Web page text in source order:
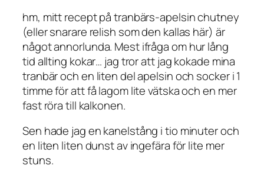
hm, mitt recept på tranbärs-apelsin chutney
(eller snarare relish som den kallas här) är
något annorlunda. Mest ifråga om hur lång
tid allting kokar… jag tror att jag kokade mina
tranbär och en liten del apelsin och socker i 1
timme för att få lagom lite vätska och en mer
fast röra till kalkonen.
Sen hade jag en kanelstång i tio minuter och
en liten liten dunst av ingefära för lite mer
stuns.